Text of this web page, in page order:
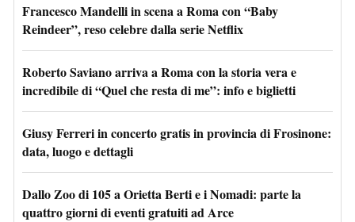
Francesco Mandelli in scena a Roma con “Baby
Reindeer”, reso celebre dalla serie Netflix
Roberto Saviano arriva a Roma con la storia vera e
incredibile di “Quel che resta di me”: info e biglietti
Giusy Ferreri in concerto gratis in provincia di Frosinone:
data, luogo e dettagli
Dallo Zoo di 105 a Orietta Berti e i Nomadi: parte la
quattro giorni di eventi gratuiti ad Arce